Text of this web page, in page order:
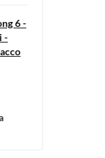
6 -
-